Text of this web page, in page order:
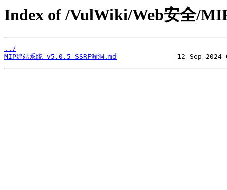
Index of /VulWiki/Web安全/
../
MIP建站系统 v5.0.5 SSRF漏洞.md